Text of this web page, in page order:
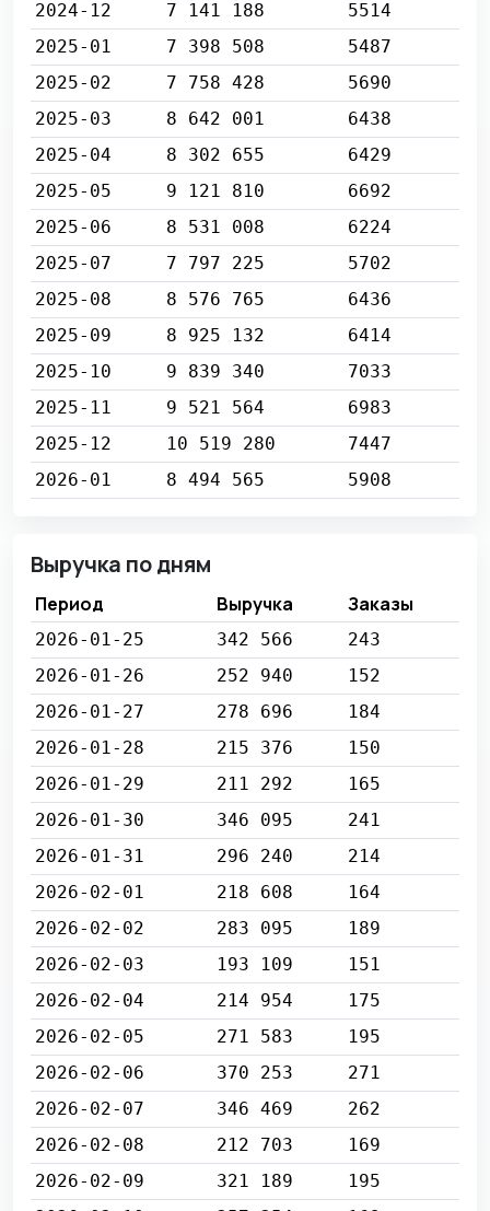
2024-12
7 141 188
5514
2025-01
7 398 508
5487
2025-02
7 758 428
5690
2025-03
8 642 001
6438
2025-04
8 302 655
6429
2025-05
9 121 810
6692
2025-06
8 531 008
6224
2025-07
7 797 225
5702
2025-08
8 576 765
6436
2025-09
8 925 132
6414
2025-10
9 839 340
7033
2025-11
9 521 564
6983
2025-12
10 519 280
7447
2026-01
8 494 565 5908
Выручка по дням
Период Выручка Заказы
2026-01-25 342 566
243
2026-01-26
252 940
152
2026-01-27
278 696
184
2026-01-28
215 376
150
2026-01-29
211 292
165
2026-01-30
346 095
241
2026-01-31
296 240
214
2026-02-01
218 608
164
2026-02-02
283 095
189
2026-02-03
193 109
151
2026-02-04
214 954
175
2026-02-05
271 583
195
2026-02-06
370 253
271
2026-02-07
346 469
262
2026-02-08
212 703
169
2026-02-09
321 189
195